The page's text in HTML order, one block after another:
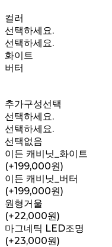
컬러
선택하세요.
선택하세요.
화이트
버터
추가구성선택
선택하세요.
선택하세요.
선택없음
이든 캐비닛_화이트
(+199,000원)
이든 캐비닛_버터
(+199,000원)
원형거울
(+22,000원)
마그네틱 LED조명
(+23,000원)